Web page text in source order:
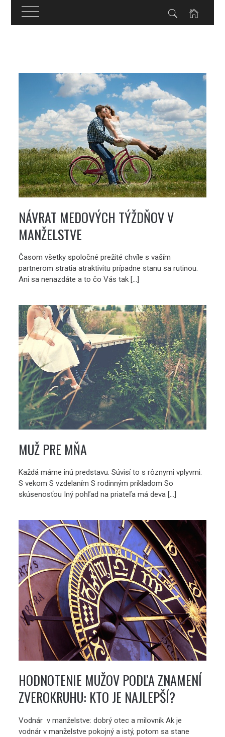
content
NÁVRAT MEDOVÝCH TÝŽDŇOV V
MANŽELSTVE
Časom všetky spoločné prežité chvíle s vaším
partnerom stratia atraktivitu prípadne stanu sa rutinou.
Ani sa nenazdáte a to čo Vás tak […]
MUŽ PRE MŇA
Každá máme inú predstavu. Súvisí to s rôznymi vplyvmi:
S vekom S vzdelaním S rodinným príkladom So
skúsenosťou Iný pohľad na priateľa má deva […]
HODNOTENIE MUŽOV PODĽA ZNAMENÍ
ZVEROKRUHU: KTO JE NAJLEPŠÍ?
Vodnár v manželstve: dobrý otec a milovník Ak je
vodnár v manželstve pokojný a istý, potom sa stane